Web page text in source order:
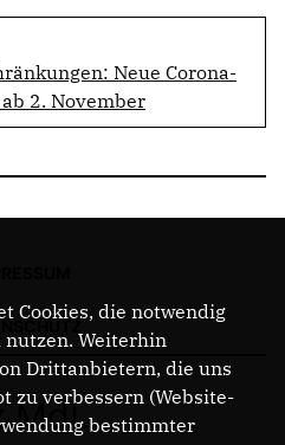
Neue Corona-
2. November
MdL
Cookies, die notwendig
nutzen. Weiterhin
Drittanbietern, die uns
zu verbessern (Website-
bestimmter